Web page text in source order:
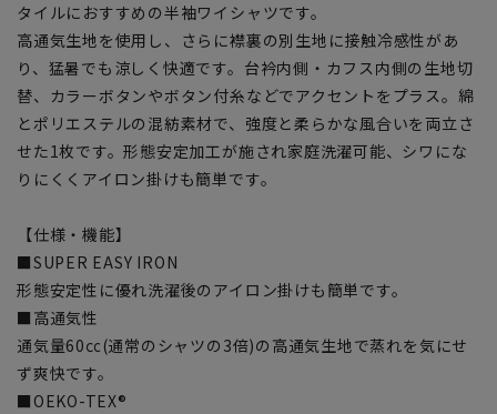
タイルにおすすめの半袖ワイシャツです。
高通気生地を使用し、さらに襟裏の別生地に接触冷感性があ
り、猛暑でも涼しく快適です。台衿内側・カフス内側の生地切
替、カラーボタンやボタン付糸などでアクセントをプラス。綿
とポリエステルの混紡素材で、強度と柔らかな風合いを両立さ
せた1枚です。形態安定加工が施され家庭洗濯可能、シワにな
りにくくアイロン掛けも簡単です。
【仕様・機能】
■SUPER EASY IRON
形態安定性に優れ洗濯後のアイロン掛けも簡単です。
■高通気性
通気量60㏄(通常のシャツの3倍)の高通気生地で蒸れを気にせ
ず爽快です。
■OEKO-TEX®